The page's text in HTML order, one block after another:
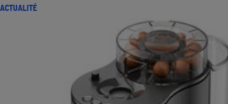
ACTUALITÉ